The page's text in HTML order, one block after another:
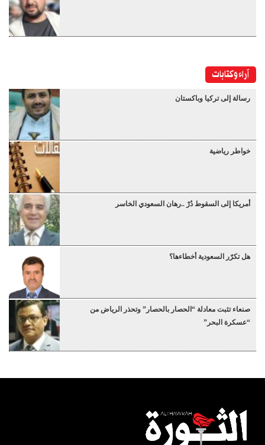
آراء وكتابات
رسالة إلى تركيا وباكستان
خواطر رياضية
أمريكا إلى السقوط دُرْ ..رهان السعودي الخاسر
هل تكرّر السعودية أخطاءها؟
صنعاء تثبت معادلة “الحصار بالحصار” وتحذر الرياض من
“عسكرة البحر”